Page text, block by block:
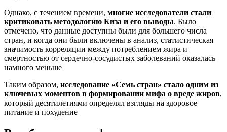
Однако, с течением времени, многие исследователи стали
критиковать методологию Киза и его выводы. Было
отмечено, что данные доступны были для большего числа
стран, и когда они были включены в анализ, статистическая
значимость корреляции между потреблением жира и
смертностью от сердечно-сосудистых заболеваний оказалась
намного меньше
Таким образом, исследование «Семь стран» стало одним из
ключевых моментов в формировании мифа о вреде жиров,
который десятилетиями определял взгляды на здоровое
питание и похудение